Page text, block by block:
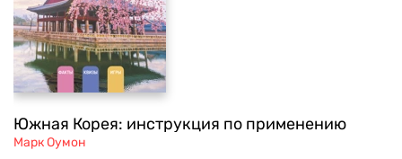
Южная Корея: инструкция по применению
Марк Оумон